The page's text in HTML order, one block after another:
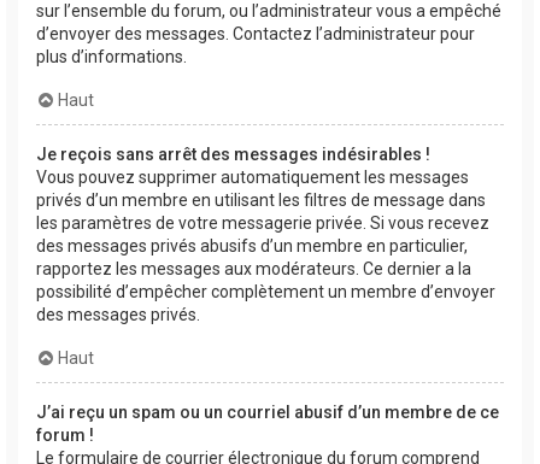
sur l’ensemble du forum, ou l’administrateur vous a empêché
d’envoyer des messages. Contactez l’administrateur pour
plus d’informations.
Haut
Je reçois sans arrêt des messages indésirables !
Vous pouvez supprimer automatiquement les messages
privés d’un membre en utilisant les filtres de message dans
les paramètres de votre messagerie privée. Si vous recevez
des messages privés abusifs d’un membre en particulier,
rapportez les messages aux modérateurs. Ce dernier a la
possibilité d’empêcher complètement un membre d’envoyer
des messages privés.
Haut
J’ai reçu un spam ou un courriel abusif d’un membre de ce
forum !
Le formulaire de courrier électronique du forum comprend